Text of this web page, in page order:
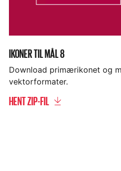
IKONER TIL MÅL 8
Download primærikonet og
vektorformater.
HENT ZIP-FIL